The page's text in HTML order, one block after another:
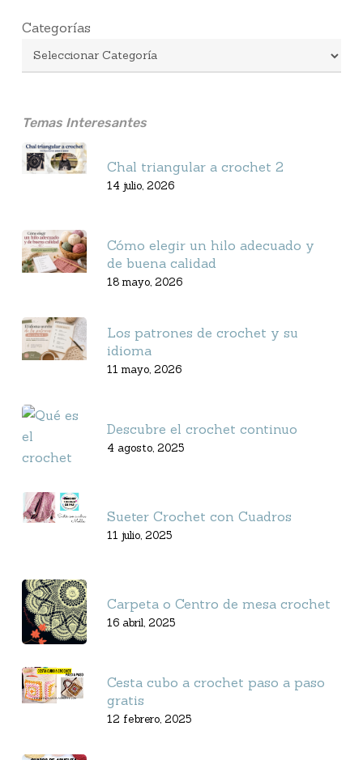
Categorías
Temas Interesantes
Chal triangular a crochet 2
14 julio, 2026
Cómo elegir un hilo adecuado y
de buena calidad
18 mayo, 2026
Los patrones de crochet y su
idioma
11 mayo, 2026
Descubre el crochet continuo
4 agosto, 2025
Sueter Crochet con Cuadros
11 julio, 2025
Carpeta o Centro de mesa crochet
16 abril, 2025
Cesta cubo a crochet paso a paso
gratis
12 febrero, 2025